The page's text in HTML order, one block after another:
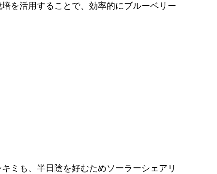
を活用することで、効率的にブルーベリー
ミも、半日陰を好むためソーラーシェアリ